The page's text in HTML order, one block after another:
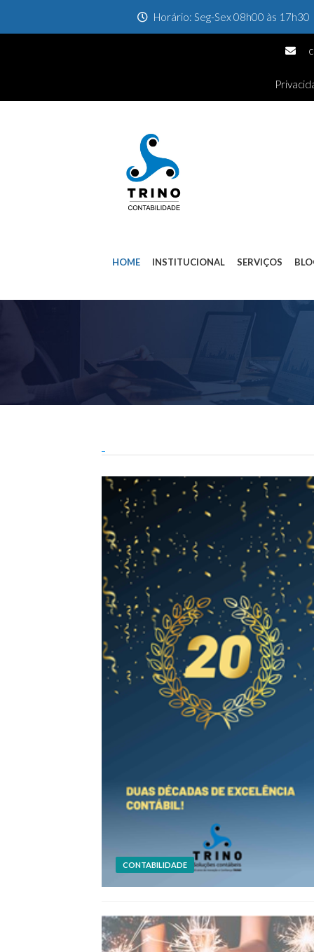
Horário: Seg-Sex 08h00 às 17h30
HOME INSTITUCIONAL SERVIÇOS
CONTABILIDADE